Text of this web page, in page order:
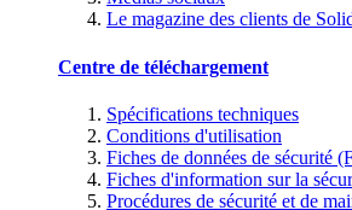
Le magazine des clients de
Centre de téléchargement
Spécifications techniques
Conditions d'utilisation
Fiches de données de sécurité
Fiches d'information sur la
Procédures de sécurité et de